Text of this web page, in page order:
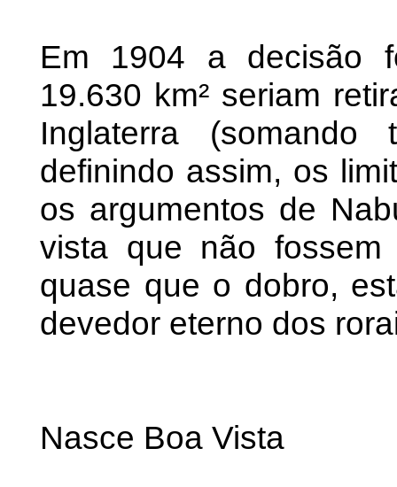
Em 1904 a decisão
19.630 km² seriam
Inglaterra
definindo assim, os
os argumentos de
vista que não
quase que o dobro,
devedor eterno dos
Nasce Boa Vista